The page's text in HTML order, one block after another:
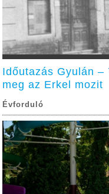
Időutazás Gyulán
meg az Erkel mozit
Évforduló